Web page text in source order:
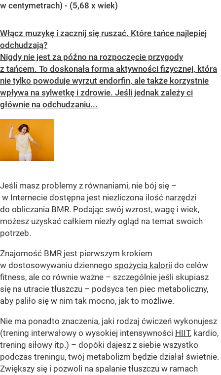
w centymetrach) - (5,68 x wiek)
Włącz muzykę i zacznij się ruszać. Które tańce najlepiej
odchudzają?
Nigdy nie jest za późno na rozpoczęcie przygody
z tańcem. To doskonała forma aktywności fizycznej, która
nie tylko powoduje wyrzut endorfin, ale także korzystnie
wpływa na sylwetkę i zdrowie. Jeśli jednak zależy ci
głównie na odchudzaniu...
Jeśli masz problemy z równaniami, nie bój się –
w Internecie dostępna jest niezliczona ilość narzędzi
do obliczania BMR. Podając swój wzrost, wagę i wiek,
możesz uzyskać całkiem niezły ogląd na temat swoich
potrzeb.
Znajomość BMR jest pierwszym krokiem
w dostosowywaniu dziennego spożycia kalorii do celów
fitness, ale co równie ważne – szczególnie jeśli skupiasz
się na utracie tłuszczu – podsyca ten piec metaboliczny,
aby paliło się w nim tak mocno, jak to możliwe.
Nie ma ponadto znaczenia, jaki rodzaj ćwiczeń wykonujesz
(trening interwałowy o wysokiej intensywności HIIT, kardio,
trening siłowy itp.) – dopóki dajesz z siebie wszystko
podczas treningu, twój metabolizm będzie działał świetnie.
Zwiększy się i pozwoli na spalanie tłuszczu w ramach